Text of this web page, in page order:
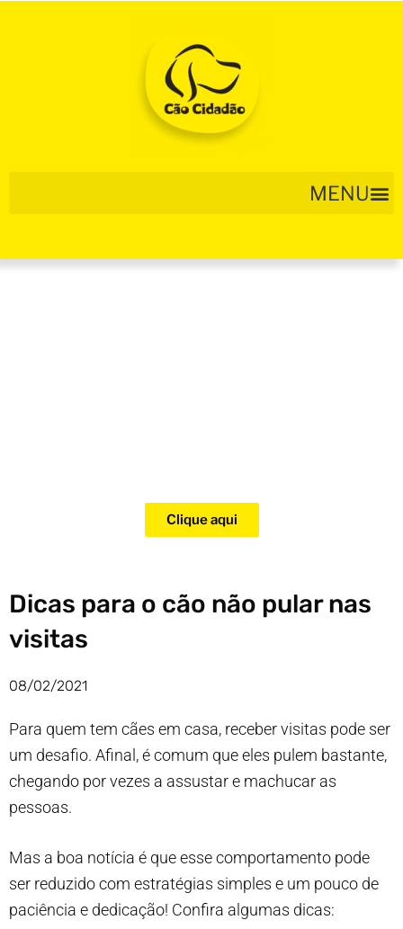
Clique aqui
Dicas para o cão não pular nas
visitas
08/02/2021
Para quem tem cães em casa, receber visitas pode ser
um desafio. Afinal, é comum que eles pulem bastante,
chegando por vezes a assustar e machucar as
pessoas.
Mas a boa notícia é que esse comportamento pode
ser reduzido com estratégias simples e um pouco de
paciência e dedicação! Confira algumas dicas: